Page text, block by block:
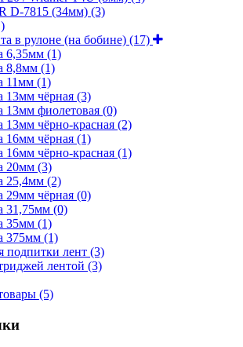
D-7815 (34мм) (3)
в рулоне (на бобине) (17)
6,35мм (1)
8,8мм (1)
11мм (1)
13мм чёрная (3)
13мм фиолетовая (0)
13мм чёрно-красная (2)
16мм чёрная (1)
16мм чёрно-красная (1)
20мм (3)
25,4мм (2)
29мм чёрная (0)
31,75мм (0)
35мм (1)
375мм (1)
подпитки лент (3)
лентой (3)
(5)